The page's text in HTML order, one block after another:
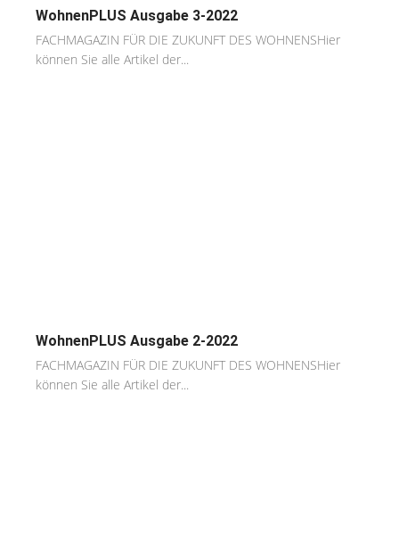
WohnenPLUS Ausgabe 3-2022
FACHMAGAZIN FÜR DIE ZUKUNFT DES WOHNENSHier
können Sie alle Artikel der...
WohnenPLUS Ausgabe 2-2022
FACHMAGAZIN FÜR DIE ZUKUNFT DES WOHNENSHier
können Sie alle Artikel der...